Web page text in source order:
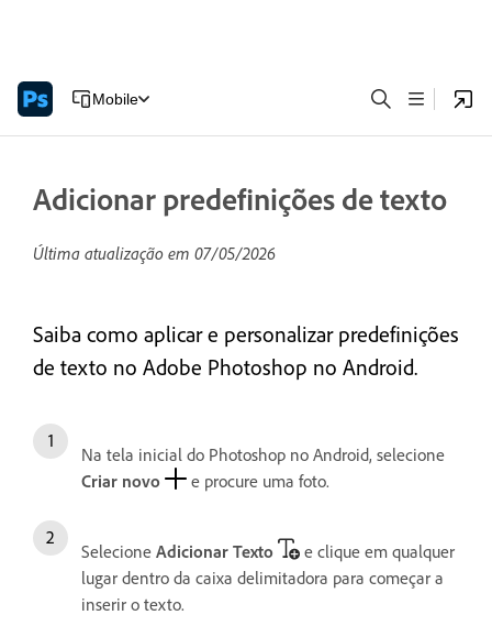
Mobile
Adicionar predefinições de texto
Última atualização em 07/05/2026
Saiba como aplicar e personalizar predefinições
de texto no Adobe Photoshop no Android.
Na tela inicial do Photoshop no Android, selecione
Criar novo
e procure uma foto.
Selecione Adicionar Texto
e clique em qualquer
lugar dentro da caixa delimitadora para começar a
inserir o texto.